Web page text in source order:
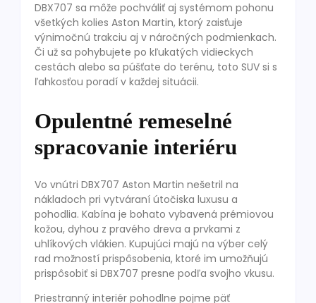
DBX707 sa môže pochváliť aj systémom pohonu
všetkých kolies Aston Martin, ktorý zaisťuje
výnimočnú trakciu aj v náročných podmienkach.
Či už sa pohybujete po kľukatých vidieckych
cestách alebo sa púšťate do terénu, toto SUV si s
ľahkosťou poradí v každej situácii.
Opulentné remeselné
spracovanie interiéru
Vo vnútri DBX707 Aston Martin nešetril na
nákladoch pri vytváraní útočiska luxusu a
pohodlia. Kabína je bohato vybavená prémiovou
kožou, dyhou z pravého dreva a prvkami z
uhlíkových vlákien. Kupujúci majú na výber celý
rad možností prispôsobenia, ktoré im umožňujú
prispôsobiť si DBX707 presne podľa svojho vkusu.
Priestranný interiér pohodlne pojme päť